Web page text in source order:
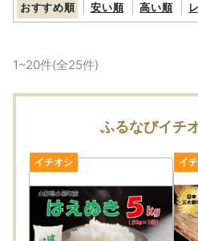
おすすめ順 安い順 高い順
1~20件(全25件)
ふるなびイチ